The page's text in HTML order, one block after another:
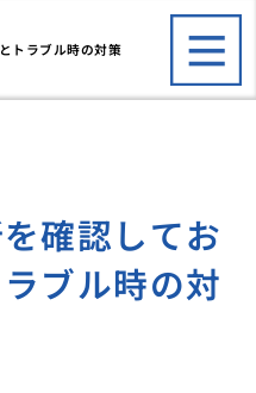
トラブル時の対策
確認してお
ブル時の対